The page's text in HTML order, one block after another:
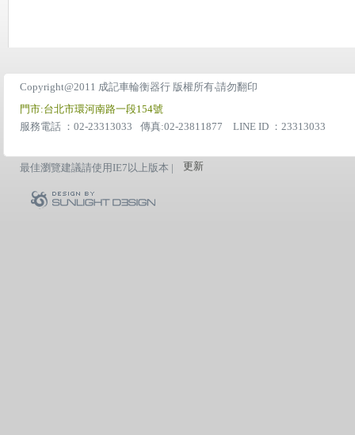
Copyright@2011 成記車輪衡器行 版權所有‧請勿翻印
門市:台北市環河南路一段154號
服務電話 ：02-23313033
傳真:02-23811877 LINE ID ：23313033
最佳瀏覽建議請使用IE7以上版本 | 更新